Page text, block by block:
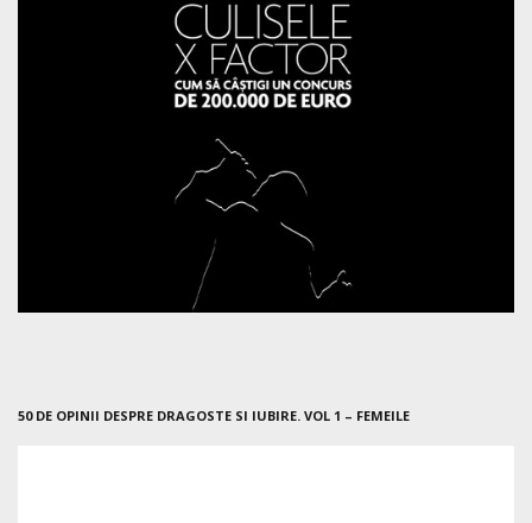
50 DE OPINII DESPRE DRAGOSTE SI IUBIRE. VOL 1 – FEMEILE